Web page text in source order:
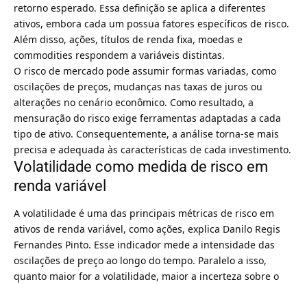
retorno esperado. Essa definição se aplica a diferentes
ativos, embora cada um possua fatores específicos de risco.
Além disso, ações, títulos de renda fixa, moedas e
commodities respondem a variáveis distintas.
O risco de mercado pode assumir formas variadas, como
oscilações de preços, mudanças nas taxas de juros ou
alterações no cenário econômico. Como resultado, a
mensuração do risco exige ferramentas adaptadas a cada
tipo de ativo. Consequentemente, a análise torna-se mais
precisa e adequada às características de cada investimento.
Volatilidade como medida de risco em
renda variável
A volatilidade é uma das principais métricas de risco em
ativos de renda variável, como ações, explica Danilo Regis
Fernandes Pinto. Esse indicador mede a intensidade das
oscilações de preço ao longo do tempo. Paralelo a isso,
quanto maior for a volatilidade, maior a incerteza sobre o